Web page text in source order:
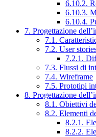
6.10.2.
6.10.3.
6.10.4.
7. Progettazione
7.1.
7.2. User
7.2.1.
7.3. Flussi di
7.4. Wireframe
7.5. Prototipi
8. Progettazione
8.1. Obiettivi
8.2. Elementi
8.2.1.
8.2.2.